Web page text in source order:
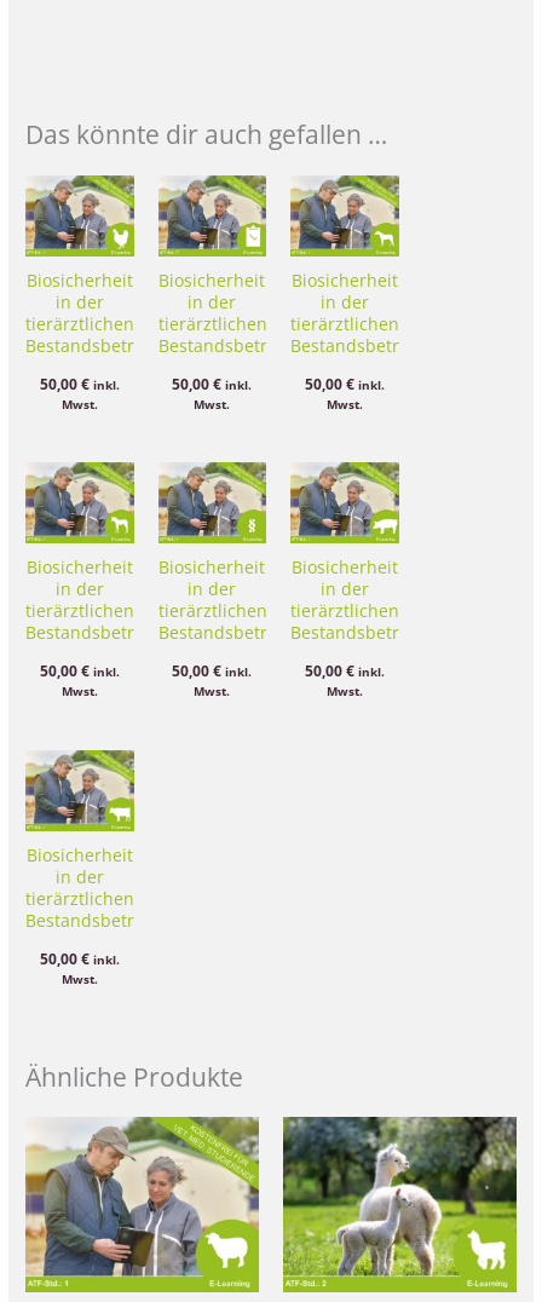
Das könnte dir auch gefallen …
Biosicherheit
in der
tierärztlichen
Bestandsbetreuung
Geflügelbestände
50,00€ inkl.
Mwst.
Biosicherheit
in der
tierärztlichen
Bestandsbetreuung
Definition
und
50,00€ inkl.
Mwst.
Biosicherheit
in der
tierärztlichen
Bestandsbetreuung
Pferdebestände
|
50,00€ inkl.
Mwst.
Biosicherheit
in der
tierärztlichen
Bestandsbetreuung
Pferdebeständen
| Zoonosen
50,00€ inkl.
Mwst.
Biosicherheit
in der
tierärztlichen
Bestandsbetreuung
Animal
Health Law
50,00€ inkl.
Mwst.
Biosicherheit
in der
tierärztlichen
Bestandsbetreuung
Schweinebestände
50,00€ inkl.
Mwst.
Biosicherheit
in der
tierärztlichen
Bestandsbetreuung
Rinderbestände
50,00€ inkl.
Mwst.
Ähnliche Produkte